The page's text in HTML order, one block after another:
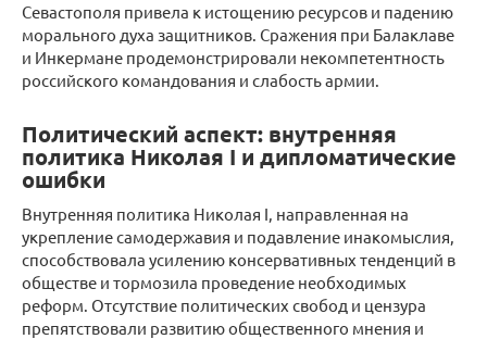
Севастополя привела к истощению ресурсов и падению
морального духа защитников. Сражения при Балаклаве
и Инкермане продемонстрировали некомпетентность
российского командования и слабость армии.
Политический аспект: внутренняя
политика Николая I и дипломатические
ошибки
Внутренняя политика Николая I, направленная на
укрепление самодержавия и подавление инакомыслия,
способствовала усилению консервативных тенденций в
обществе и тормозила проведение необходимых
реформ. Отсутствие политических свобод и цензура
препятствовали развитию общественного мнения и